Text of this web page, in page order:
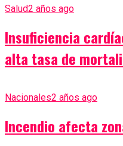
Salud2 años ago
Insuficiencia
alta tasa de
Nacionales2 años ago
Incendio afecta